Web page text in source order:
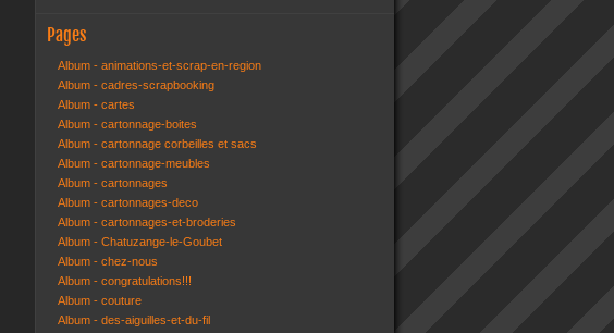
Pages
Album - animations-et-scrap-en-region
Album - cadres-scrapbooking
Album - cartes
Album - cartonnage-boites
Album - cartonnage corbeilles et sacs
Album - cartonnage-meubles
Album - cartonnages
Album - cartonnages-deco
Album - cartonnages-et-broderies
Album - Chatuzange-le-Goubet
Album - chez-nous
Album - congratulations!!!
Album - couture
Album - des-aiguilles-et-du-fil